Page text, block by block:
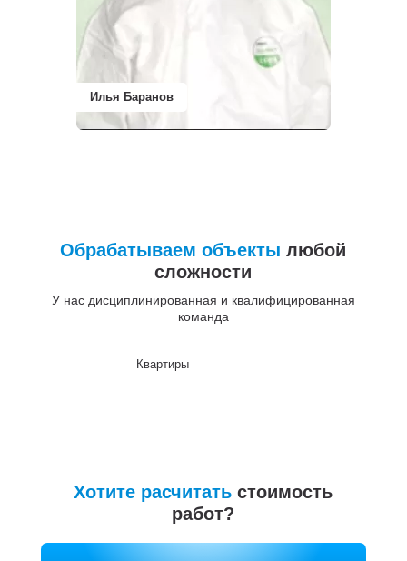
Илья Баранов
Обрабатываем объекты любой
сложности
У нас дисциплинированная и квалифицированная
команда
Квартиры
Хотите расчитать стоимость
работ?